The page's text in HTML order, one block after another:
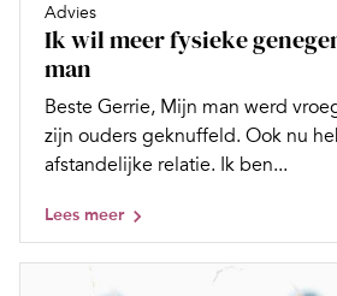
Advies
Ik wil meer fysieke
man
Beste Gerrie, Mijn man werd
zijn ouders geknuffeld. Ook nu
afstandelijke relatie. Ik ben...
Lees meer